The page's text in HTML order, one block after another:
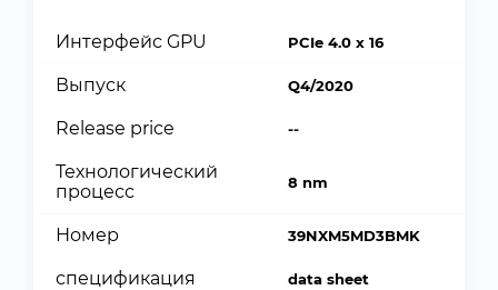
Интерфейс GPU PCIe 4.0 x 16
Выпуск Q4/2020
Release price --
Технологический
процесс
8 nm
Номер 39NXM5MD3BMK
спецификация data sheet